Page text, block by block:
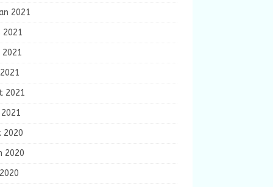
2021
2021
2021
2021
2020
2020